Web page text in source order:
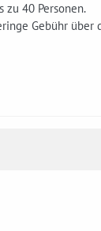
zu 40 Personen.
Gebühr